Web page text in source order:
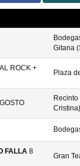
Gitana
ROCK +
Plaza
Cristina)
FALLA 8
Gran